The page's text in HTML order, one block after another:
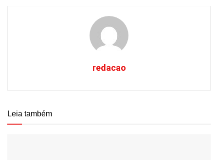
redacao
Leia também